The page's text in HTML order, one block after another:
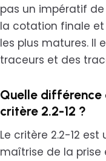
pas un impératif
la cotation finale
les plus matures. Il
traceurs et des
Quelle différence
critère 2.2-12 ?
Le critère 2.2-12
maîtrise de la